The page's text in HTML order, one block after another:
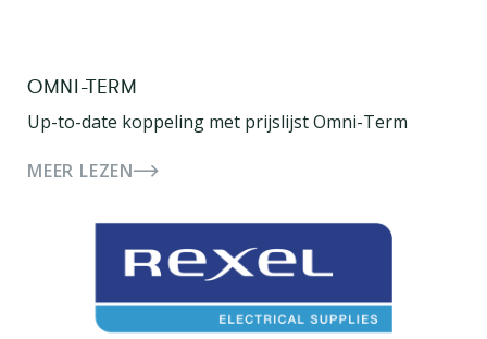
OMNI-TERM
Up-to-date koppeling met prijslijst Omni-Term
MEER LEZEN